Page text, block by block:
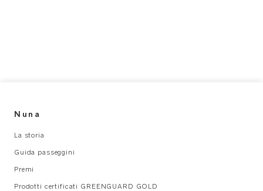
Nuna
La storia
Guida passeggini
Premi
Prodotti certificati GREENGUARD GOLD